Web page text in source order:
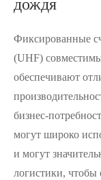
дождя
Фиксированные
(UHF)
обеспечивают
бизнес-
могут широко
и могут
логистики, чтобы